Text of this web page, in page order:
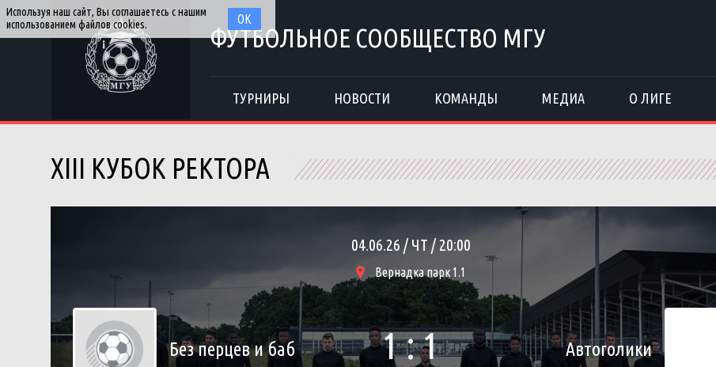
ФУТБОЛЬНОЕ СООБЩЕСТВО МГУ
ТУРНИРЫ НОВОСТИ КОМАНДЫ МЕДИА О ЛИГЕ
XIII КУБОК РЕКТОРА
Без перцев и баб
04.06.26 / ЧТ / 20:00
Вернадка парк 1.1
1 : 1 Автоголики
Используя наш сайт, Вы соглашаетесь с нашим
использованием файлов cookies.
ОК